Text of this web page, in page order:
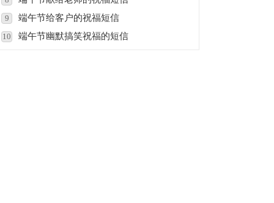
9 端午节给客户的祝福短信
10 端午节幽默搞笑祝福的短信